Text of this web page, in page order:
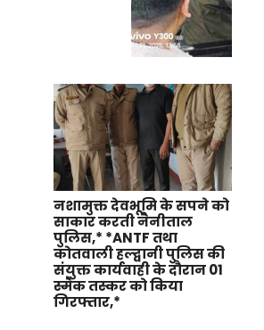
नशामुक्त देवभूमि के सपने को
साकार करती नैनीताल
पुलिस,* *ANTF तथा
कोतवाली हल्द्वानी पुलिस की
संयुक्त कार्यवाही के दौरान 01
स्मैक तस्कर को किया
गिरफ्तार,*